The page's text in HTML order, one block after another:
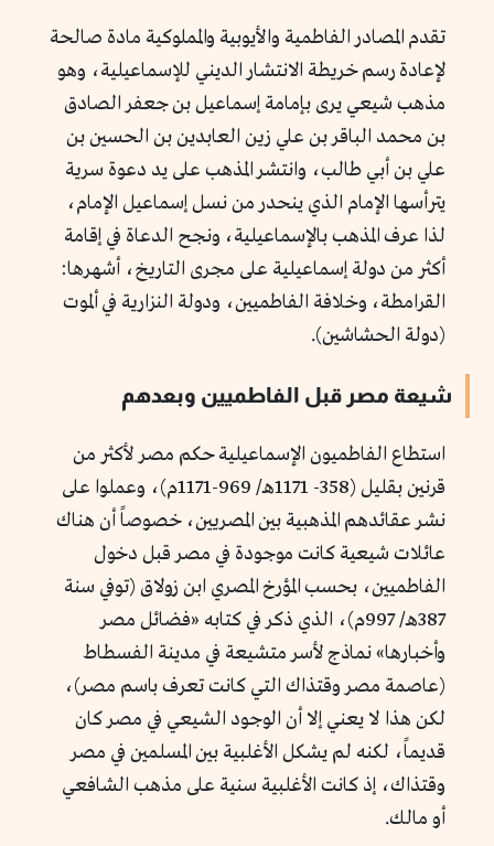
تقدم المصادر الفاطمية والأيوبية والمملوكية مادة صالحة
لإعادة رسم خريطة الانتشار الديني للإسماعيلية، وهو
مذهب شيعي يرى بإمامة إسماعيل بن جعفر الصادق
بن محمد الباقر بن علي زين العابدين بن الحسين بن
علي بن أبي طالب، وانتشر المذهب على يد دعوة سرية
يترأسها الإمام الذي ينحدر من نسل إسماعيل الإمام،
لذا عرف المذهب بالإسماعيلية، ونجح الدعاة في إقامة
أكثر من دولة إسماعيلية على مجرى التاريخ، أشهرها:
القرامطة، وخلافة الفاطميين، ودولة النزارية في ألموت
(دولة الحشاشين).
شيعة مصر قبل الفاطميين وبعدهم
استطاع الفاطميون الإسماعيلية حكم مصر لأكثر من
قرنين بقليل (358- 1171هـ/ 969-1171م)، وعملوا على
نشر عقائدهم المذهبية بين المصريين، خصوصاً أن هناك
عائلات شيعية كانت موجودة في مصر قبل دخول
الفاطميين، بحسب المؤرخ المصري ابن زولاق (توفي سنة
387هـ/ 997م)، الذي ذكر في كتابه «فضائل مصر
وأخبارها» نماذج لأسر متشيعة في مدينة الفسطاط
(عاصمة مصر وقتذاك التي كانت تعرف باسم مصر)،
لكن هذا لا يعني إلا أن الوجود الشيعي في مصر كان
قديماً، لكنه لم يشكل الأغلبية بين المسلمين في مصر
وقتذاك، إذ كانت الأغلبية سنية على مذهب الشافعي
أو مالك.